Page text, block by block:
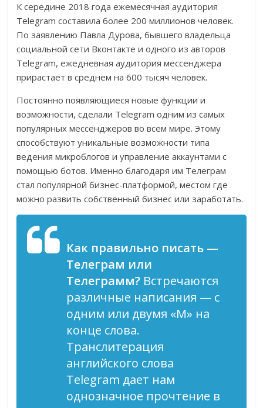
К середине 2018 года ежемесячная аудитория
Telegram составила более 200 миллионов человек.
По заявлению Павла Дурова, бывшего владельца
социальной сети Вконтакте и одного из авторов
Telegram, ежедневная аудитория мессенджера
прирастает в среднем на 600 тысяч человек.
Постоянно появляющиеся новые функции и
возможности, сделали Telegram одним из самых
популярных мессенджеров во всем мире. Этому
способствуют уникальные возможности типа
ведения микроблогов и управление аккаунтами с
помощью ботов. Именно благодаря им Телеграм
стал популярной бизнес-платформой, местом где
можно развить собственный бизнес или заработать.
Как правильно писать —
Телеграм или
Телеграмм? Встречаются
различные написания — с
одним или двумя «М» на
конце слова.
Транслитерация
английского слова
Telegram дает нам
однозначное прочтение в